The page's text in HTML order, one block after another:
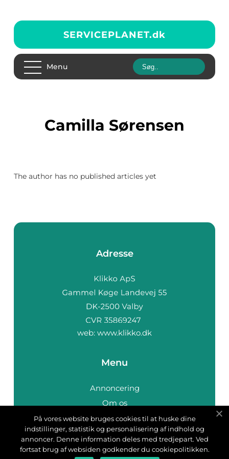
SERVICEPLANET.dk
Menu
Camilla Sørensen
The author has no published articles yet
Adresse
web: www.klikko.dk
Menu
Annoncering
Om os
Cookies
Kontakt os
Sitemap
På vores website bruges cookies til at huske dine
indstillinger, statistik og personalisering af indhold og
annoncer. Denne information deles med tredjepart. Ved
fortsat brug af websiden godkender du cookiepolitikken.